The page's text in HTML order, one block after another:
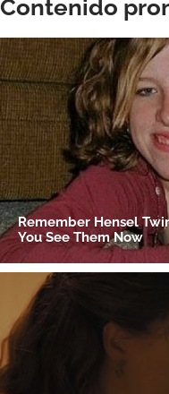
Gracias por